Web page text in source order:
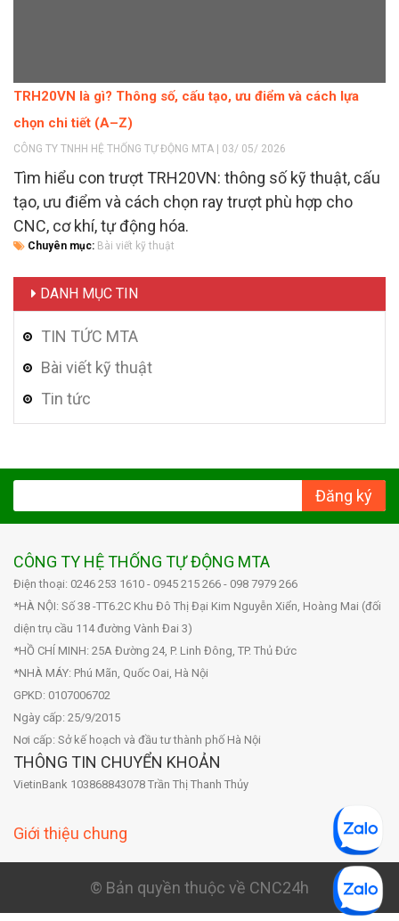
TRH20VN là gì? Thông số, cấu tạo, ưu điểm và cách lựa
chọn chi tiết (A–Z)
CÔNG TY TNHH HỆ THỐNG TỰ ĐỘNG MTA | 03/ 05/ 2026
Tìm hiểu con trượt TRH20VN: thông số kỹ thuật, cấu
tạo, ưu điểm và cách chọn ray trượt phù hợp cho
CNC, cơ khí, tự động hóa.
Chuyên mục: Bài viết kỹ thuật
DANH MỤC TIN
TIN TỨC MTA
Bài viết kỹ thuật
Tin tức
Đăng ký
CÔNG TY HỆ THỐNG TỰ ĐỘNG MTA
Điện thoại: 0246 253 1610 - 0945 215 266 - 098 7979 266
*HÀ NỘI: Số 38 -TT6.2C Khu Đô Thị Đại Kim Nguyễn Xiển, Hoàng Mai (đối
diện trụ cầu 114 đường Vành Đai 3)
*HỒ CHÍ MINH: 25A Đường 24, P. Linh Đông, TP. Thủ Đức
*NHÀ MÁY: Phú Mãn, Quốc Oai, Hà Nội
GPKD: 0107006702
Ngày cấp: 25/9/2015
Nơi cấp: Sở kế hoạch và đầu tư thành phố Hà Nội
THÔNG TIN CHUYỂN KHOẢN
VietinBank 103868843078 Trần Thị Thanh Thủy
Giới thiệu chung
© Bản quyền thuộc về CNC24h